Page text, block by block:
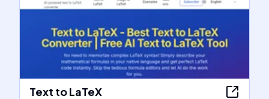
Text to LaTeX